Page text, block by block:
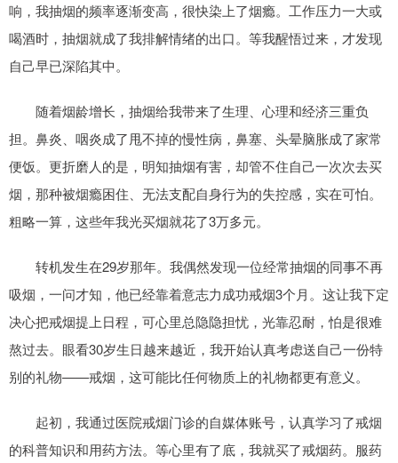
响，我抽烟的频率逐渐变高，很快染上了烟瘾。工作压力一大或
喝酒时，抽烟就成了我排解情绪的出口。等我醒悟过来，才发现
自己早已深陷其中。
随着烟龄增长，抽烟给我带来了生理、心理和经济三重负
担。鼻炎、咽炎成了甩不掉的慢性病，鼻塞、头晕脑胀成了家常
便饭。更折磨人的是，明知抽烟有害，却管不住自己一次次去买
烟，那种被烟瘾困住、无法支配自身行为的失控感，实在可怕。
粗略一算，这些年我光买烟就花了3万多元。
转机发生在29岁那年。我偶然发现一位经常抽烟的同事不再
吸烟，一问才知，他已经靠着意志力成功戒烟3个月。这让我下定
决心把戒烟提上日程，可心里总隐隐担忧，光靠忍耐，怕是很难
熬过去。眼看30岁生日越来越近，我开始认真考虑送自己一份特
别的礼物——戒烟，这可能比任何物质上的礼物都更有意义。
起初，我通过医院戒烟门诊的自媒体账号，认真学习了戒烟
的科普知识和用药方法。等心里有了底，我就买了戒烟药。服药